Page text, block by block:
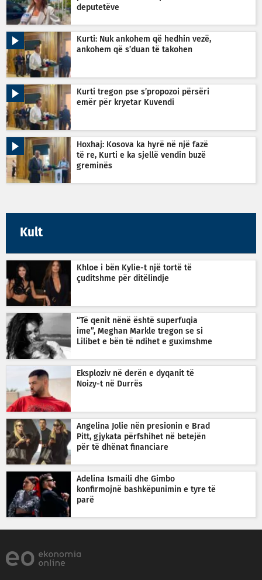
deputetëve
Kurti: Nuk ankohem që hedhin vezë,
ankohem që s’duan të takohen
Kurti tregon pse s’propozoi përsëri
emër për kryetar Kuvendi
Hoxhaj: Kosova ka hyrë në një fazë
të re, Kurti e ka sjellë vendin buzë
greminës
Kult
Khloe i bën Kylie-t një tortë të
çuditshme për ditëlindje
“Të qenit nënë është superfuqia
ime”, Meghan Markle tregon se si
Lilibet e bën të ndihet e guximshme
Eksploziv në derën e dyqanit të
Noizy-t në Durrës
Angelina Jolie nën presionin e Brad
Pitt, gjykata përfshihet në betejën
për të dhënat financiare
Adelina Ismaili dhe Gimbo
konfirmojnë bashkëpunimin e tyre të
parë